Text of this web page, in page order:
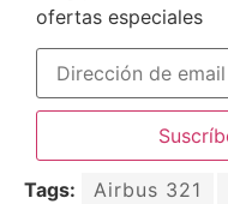
ofertas especiales
Tags: Airbus 321